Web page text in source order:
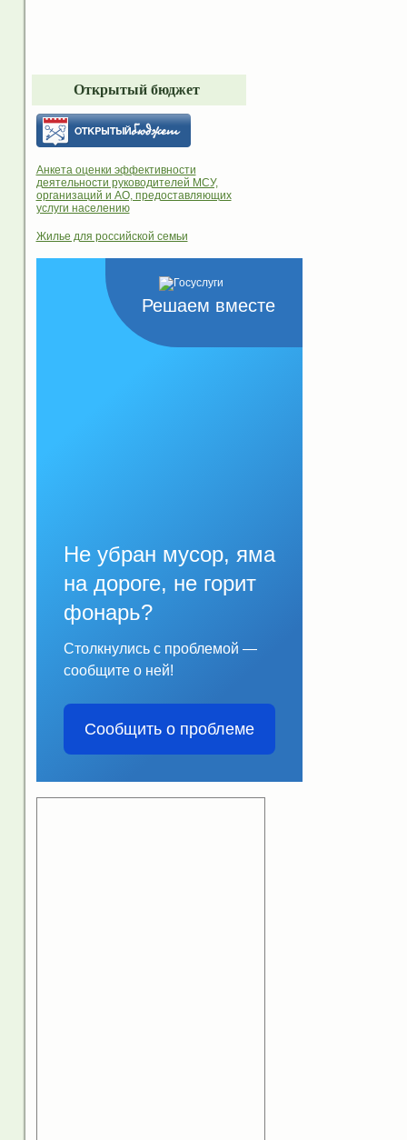
Открытый бюджет
Анкета оценки эффективности
деятельности руководителей МСУ,
организаций и АО, предоставляющих
услуги населению
Жилье для российской семьи
Решаем вместе
Не убран мусор, яма
на дороге, не горит
фонарь?
Столкнулись с проблемой —
сообщите о ней!
Сообщить о проблеме